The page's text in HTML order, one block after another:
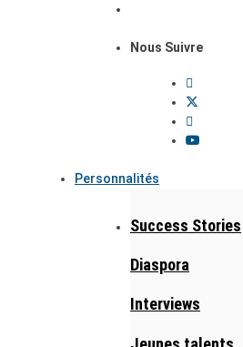
Nous Suivre
Personnalités
Success Stories
Diaspora
Interviews